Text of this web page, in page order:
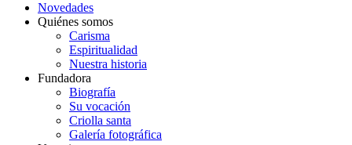
Novedades
Quiénes somos
Carisma
Espiritualidad
Nuestra historia
Fundadora
Biografía
Su vocación
Criolla santa
Galería fotográfica